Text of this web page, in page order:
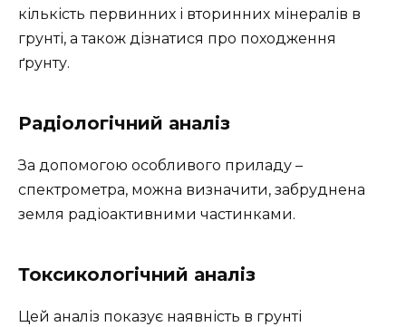
кількість первинних і вторинних мінералів в
грунті, а також дізнатися про походження
ґрунту.
Радіологічний аналіз
За допомогою особливого приладу –
спектрометра, можна визначити, забруднена
земля радіоактивними частинками.
Токсикологічний аналіз
Цей аналіз показує наявність в грунті